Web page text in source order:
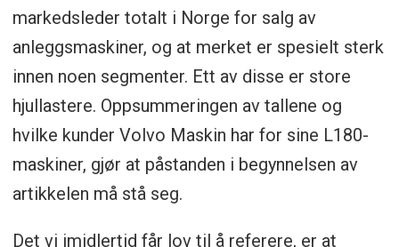
markedsleder totalt i Norge for salg av
anleggsmaskiner, og at merket er spesielt sterk
innen noen segmenter. Ett av disse er store
hjullastere. Oppsummeringen av tallene og
hvilke kunder Volvo Maskin har for sine L180-
maskiner, gjør at påstanden i begynnelsen av
artikkelen må stå seg.
Det vi imidlertid får lov til å referere, er at